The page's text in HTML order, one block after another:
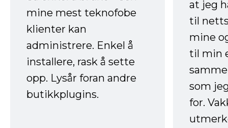
mine mest teknofobe
klienter kan
administrere. Enkel å
installere, rask å sette
opp. Lysår foran andre
butikkplugins.
at jeg
til
mine
til min
som
for.